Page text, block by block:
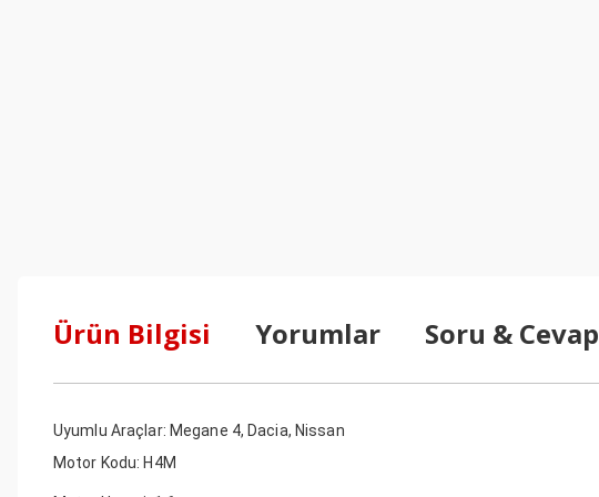
Ürün Bilgisi Yorumlar Soru & Cevap
Uyumlu Araçlar: Megane 4, Dacia, Nissan
Motor Kodu: H4M